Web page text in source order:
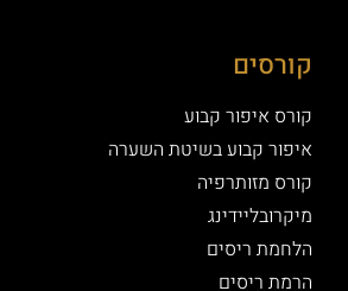
קורסים
קורס איפור קבוע
איפור קבוע בשיטת השערה
קורס מזותרפיה
מיקרובליידינג
הלחמת ריסים
הרמת ריסים